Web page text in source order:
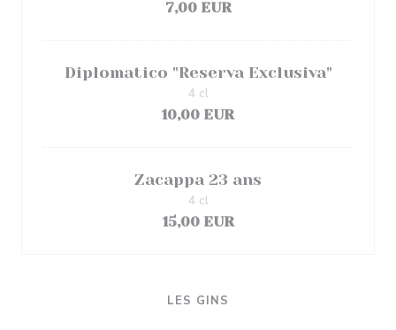
7,00 EUR
Diplomatico "Reserva Exclusiva"
10,00 EUR
4 cl
Zacappa 23 ans
15,00 EUR
4 cl
LES GINS